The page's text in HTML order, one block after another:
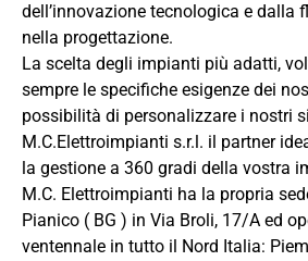
dell’innovazione tecnologica e dalla
nella progettazione.
La scelta degli impianti più adatti,
sempre le specifiche esigenze dei
possibilità di personalizzare i nostri
M.C.Elettroimpianti s.r.l. il partner
la gestione a 360 gradi della vostra
M.C. Elettroimpianti ha la propria
Pianico ( BG ) in Via Broli, 17/A ed
ventennale in tutto il Nord Italia: